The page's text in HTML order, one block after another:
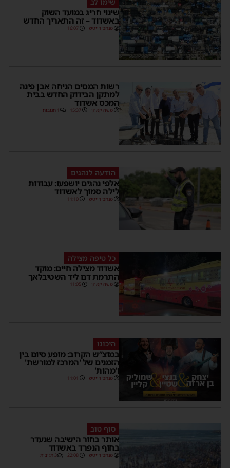
שינוי חריג במועד השוק
באשדוד – זה התאריך החדש
מנחם דויטש 16:07
רשות המסים הניחה אבן פינה
למתקן הבידוק החדש בבית
המכס אשדוד
משה קאהן 15:37 1 תגובות
הודעה לנהגים
אלפי נהגים יושפעו: עבודות
לילה סמוך לאשדוד
מנחם דויטש 11:10
כל טיפה מצילה
אשדוד מצילה חיים: מוקד
התרמת דם ליד השטיבלאך
משה קאהן 11:05
היכונו
במוצ”ש הקרוב: מופע סיום בין
הזמנים של 'המרכז למורשת'
ו'מהות'
מנחם דויטש 11:01
סוף טוב
אותר בחור הישיבה שנעדר
בחוף הנפרד באשדוד
מנחם דויטש 22:08 3 תגובות